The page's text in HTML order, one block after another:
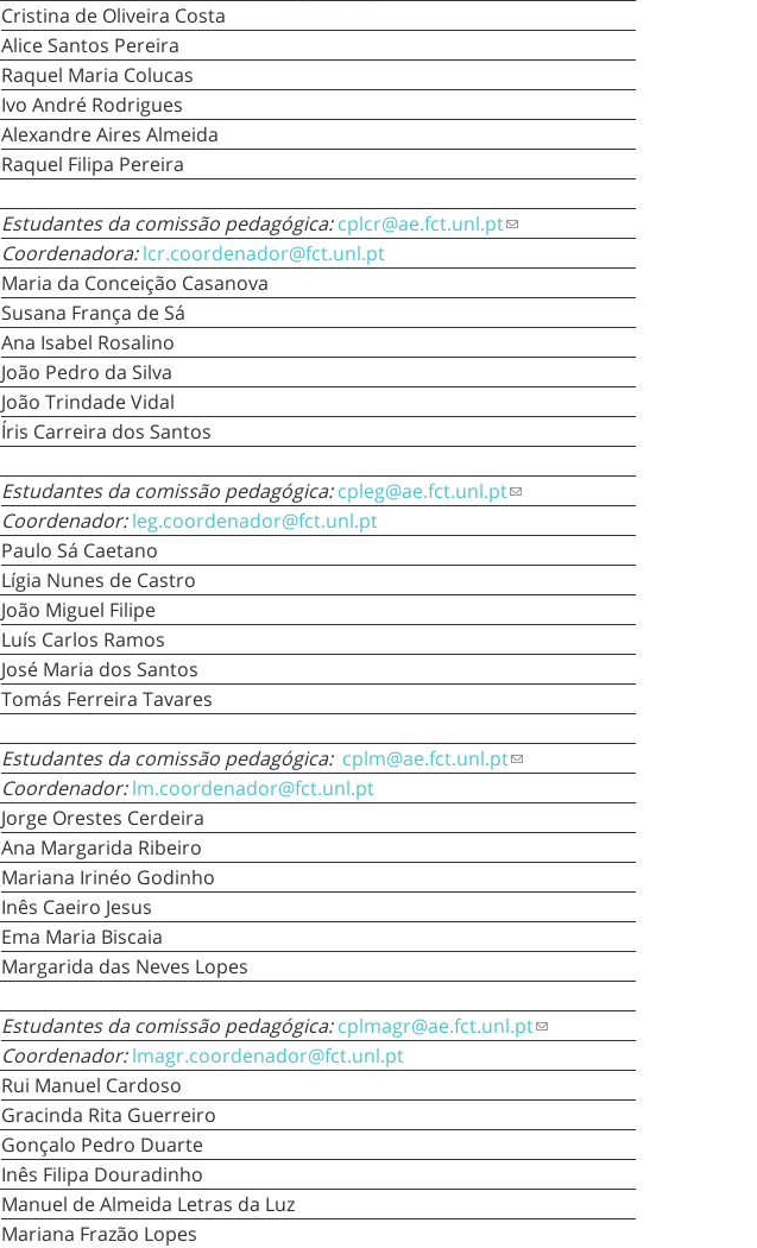
Cristina de Oliveira Costa
Alice Santos Pereira
Raquel Maria Colucas
Ivo André Rodrigues
Alexandre Aires Almeida
Raquel Filipa Pereira
Estudantes da comissão pedagógica: cplcr@ae.fct.unl.pt
Coordenadora:lcr.coordenador@fct.unl.pt
Maria da Conceição Casanova
Susana França de Sá
Ana Isabel Rosalino
João Pedro da Silva
João Trindade Vidal
Íris Carreira dos Santos
Estudantes da comissão pedagógica: cpleg@ae.fct.unl.pt
Coordenador:leg.coordenador@fct.unl.pt
Paulo Sá Caetano
Lígia Nunes de Castro
João Miguel Filipe
Luís Carlos Ramos
José Maria dos Santos
Tomás Ferreira Tavares
Estudantes da comissão pedagógica: cplm@ae.fct.unl.pt
Coordenador:lm.coordenador@fct.unl.pt
Jorge Orestes Cerdeira
Ana Margarida Ribeiro
Mariana Irinéo Godinho
Inês Caeiro Jesus
Ema Maria Biscaia
Margarida das Neves Lopes
Estudantes da comissão pedagógica: cplmagr@ae.fct.unl.pt
Coordenador: lmagr.coordenador@fct.unl.pt
Rui Manuel Cardoso
Gracinda Rita Guerreiro
Gonçalo Pedro Duarte
Inês Filipa Douradinho
Manuel de Almeida Letras da Luz
Mariana Frazão Lopes